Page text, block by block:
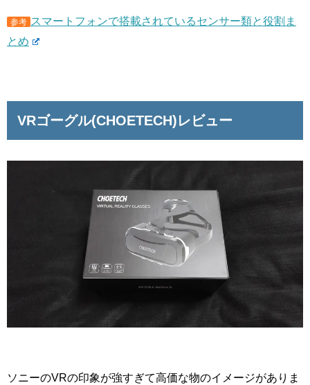
参考 スマートフォンで搭載されているセンサー類と役割ま
とめ
VRゴーグル(CHOETECH)レビュー
ソニーのVRの印象が強すぎて高価な物のイメージがありま